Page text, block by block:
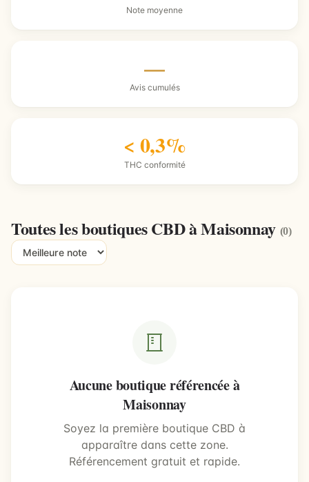
Note moyenne
—
Avis cumulés
< 0,3%
THC conformité
Toutes les boutiques CBD à Maisonnay (0)
Aucune boutique référencée à
Maisonnay
Soyez la première boutique CBD à
apparaître dans cette zone.
Référencement gratuit et rapide.